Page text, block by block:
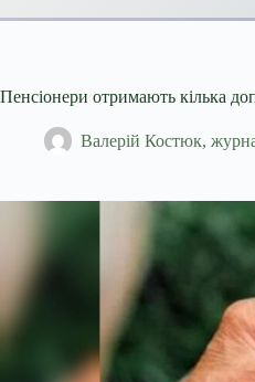
Пенсіонери отримають кілька
Валерій Костюк,